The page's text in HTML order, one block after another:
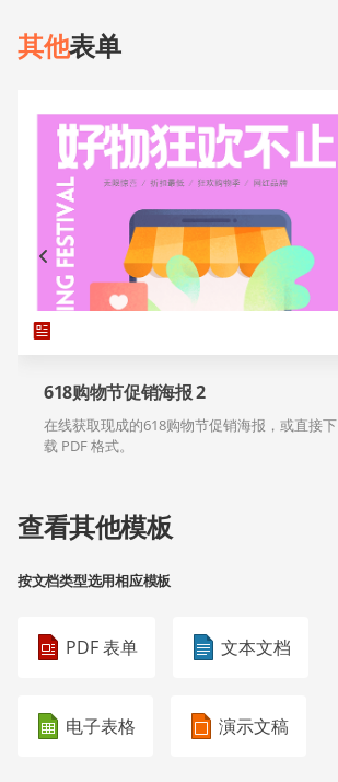
其他表单
618购物节促销海报 2
在线获取现成的618购物节促销海报，或直接下
载 PDF 格式。
查看其他模板
按文档类型选用相应模板
PDF 表单 文本文档
电子表格 演示文稿